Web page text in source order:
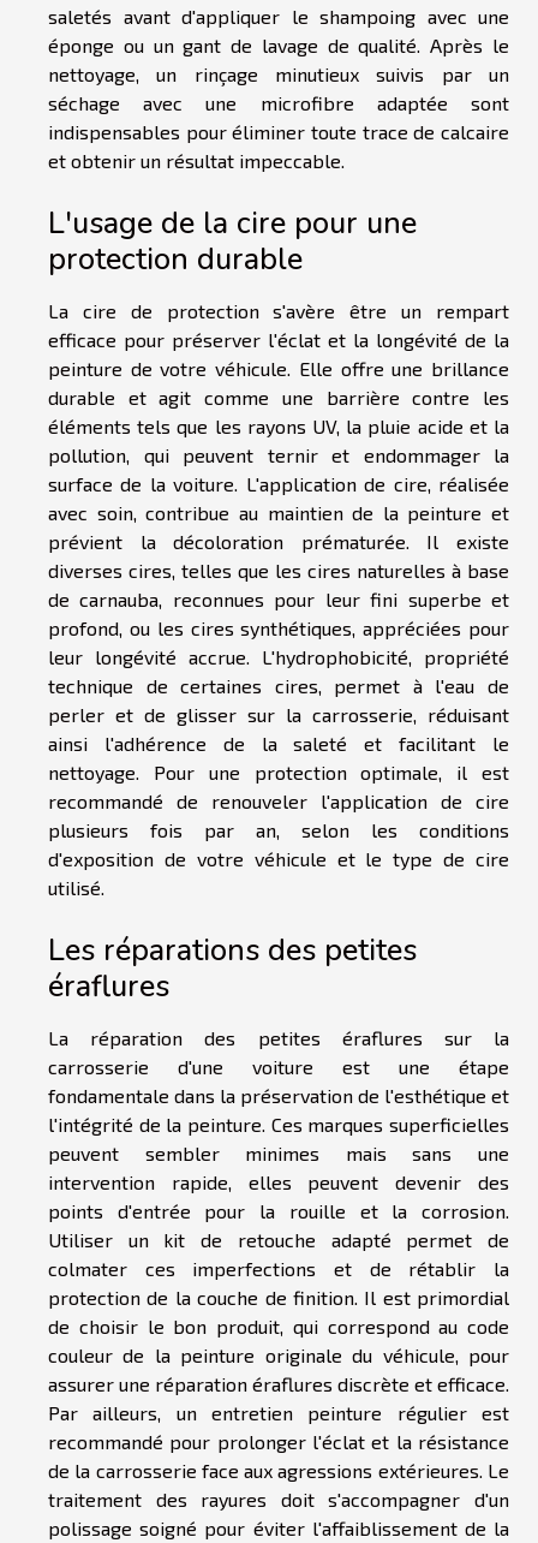
saletés avant d'appliquer le shampoing avec une
éponge ou un gant de lavage de qualité. Après le
nettoyage, un rinçage minutieux suivis par un
séchage avec une microfibre adaptée sont
indispensables pour éliminer toute trace de calcaire
et obtenir un résultat impeccable.
L'usage de la cire pour une
protection durable
La cire de protection s'avère être un rempart
efficace pour préserver l'éclat et la longévité de la
peinture de votre véhicule. Elle offre une brillance
durable et agit comme une barrière contre les
éléments tels que les rayons UV, la pluie acide et la
pollution, qui peuvent ternir et endommager la
surface de la voiture. L'application de cire, réalisée
avec soin, contribue au maintien de la peinture et
prévient la décoloration prématurée. Il existe
diverses cires, telles que les cires naturelles à base
de carnauba, reconnues pour leur fini superbe et
profond, ou les cires synthétiques, appréciées pour
leur longévité accrue. L'hydrophobicité, propriété
technique de certaines cires, permet à l'eau de
perler et de glisser sur la carrosserie, réduisant
ainsi l'adhérence de la saleté et facilitant le
nettoyage. Pour une protection optimale, il est
recommandé de renouveler l'application de cire
plusieurs fois par an, selon les conditions
d'exposition de votre véhicule et le type de cire
utilisé.
Les réparations des petites
éraflures
La réparation des petites éraflures sur la
carrosserie d'une voiture est une étape
fondamentale dans la préservation de l'esthétique et
l'intégrité de la peinture. Ces marques superficielles
peuvent sembler minimes mais sans une
intervention rapide, elles peuvent devenir des
points d'entrée pour la rouille et la corrosion.
Utiliser un kit de retouche adapté permet de
colmater ces imperfections et de rétablir la
protection de la couche de finition. Il est primordial
de choisir le bon produit, qui correspond au code
couleur de la peinture originale du véhicule, pour
assurer une réparation éraflures discrète et efficace.
Par ailleurs, un entretien peinture régulier est
recommandé pour prolonger l'éclat et la résistance
de la carrosserie face aux agressions extérieures. Le
traitement des rayures doit s'accompagner d'un
polissage soigné pour éviter l'affaiblissement de la